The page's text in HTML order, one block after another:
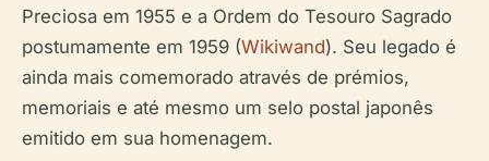
Preciosa em 1955 e a Ordem do Tesouro Sagrado
postumamente em 1959 (Wikiwand). Seu legado é
ainda mais comemorado através de prémios,
memoriais e até mesmo um selo postal japonês
emitido em sua homenagem.